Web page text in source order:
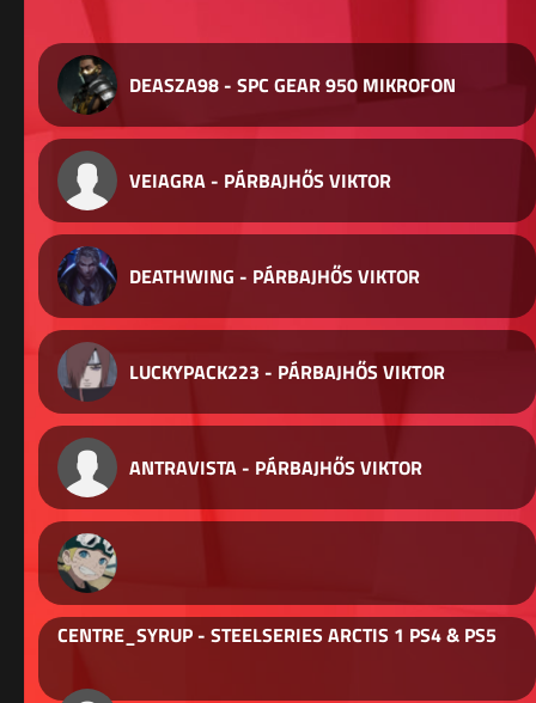
DEASZA98 - SPC GEAR 950 MIKROFON
VEIAGRA - PÁRBAJHŐS VIKTOR
DEATHWING - PÁRBAJHŐS VIKTOR
LUCKYPACK223 - PÁRBAJHŐS VIKTOR
ANTRAVISTA - PÁRBAJHŐS VIKTOR
CENTRE_SYRUP - STEELSERIES ARCTIS 1 PS4 & PS5